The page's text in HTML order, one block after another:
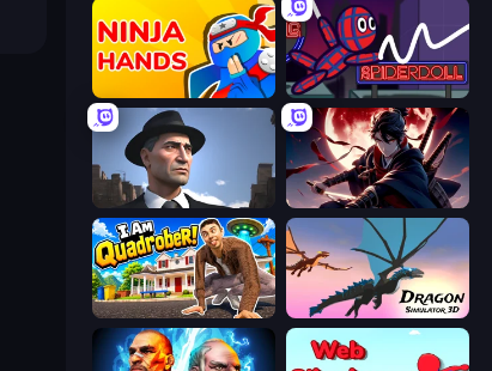
Ninja Hands SpiderDoll
Downtown 1930s Mafia Samurai's Shadow
I Am Quadrober! Dragon Simulator 3D